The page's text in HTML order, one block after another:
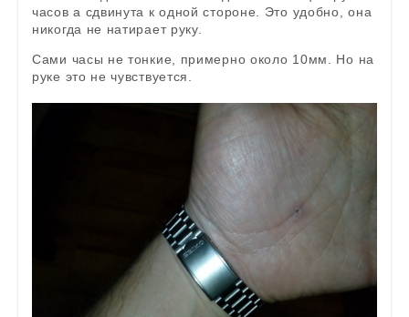
часов а сдвинута к одной стороне. Это удобно, она
никогда не натирает руку.
Сами часы не тонкие, примерно около 10мм. Но на
руке это не чувствуется.